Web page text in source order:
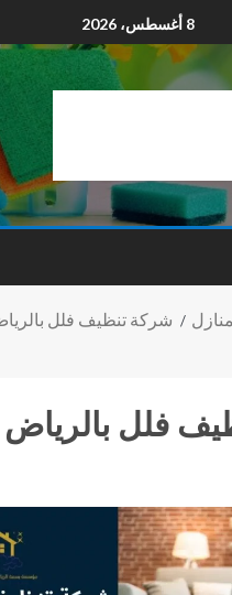
8 أغسطس، 2026
شركة تنظيف فلل
فلل بالرياض